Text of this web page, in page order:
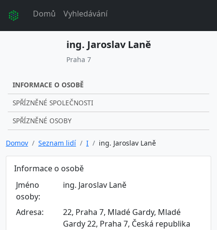
Domů Vyhledávání
ing. Jaroslav Laně
Praha 7
INFORMACE O OSOBĚ
SPŘÍZNĚNÉ SPOLEČNOSTI
SPŘÍZNĚNÉ OSOBY
Domov Seznam lidí I ing. Jaroslav Laně
Informace o osobě
Jméno
osoby:
ing. Jaroslav Laně
Adresa:
22, Praha 7, Mladé Gardy, Mladé
Gardy 22, Praha 7, Česká republika